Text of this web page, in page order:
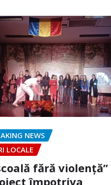
NEWS
LOCALE
fără violență”
împotriva